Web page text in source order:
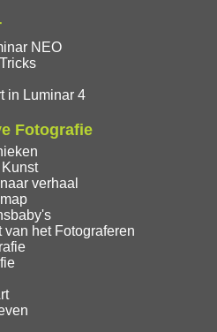
NEO
in Luminar 4
Fotografie
verhaal
het Fotograferen